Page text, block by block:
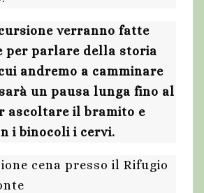
verranno fatte
per parlare della storia
andremo a camminare
un pausa lunga fino al
ascoltare il bramito e
i binocoli i cervi.
cena presso il Rifugio